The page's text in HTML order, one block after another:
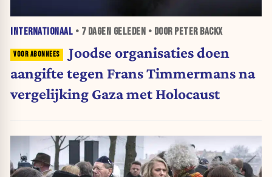
INTERNATIONAAL • 7 DAGEN GELEDEN • DOOR PETER BACKX
Joodse organisaties doen
aangifte tegen Frans Timmermans na
vergelijking Gaza met Holocaust